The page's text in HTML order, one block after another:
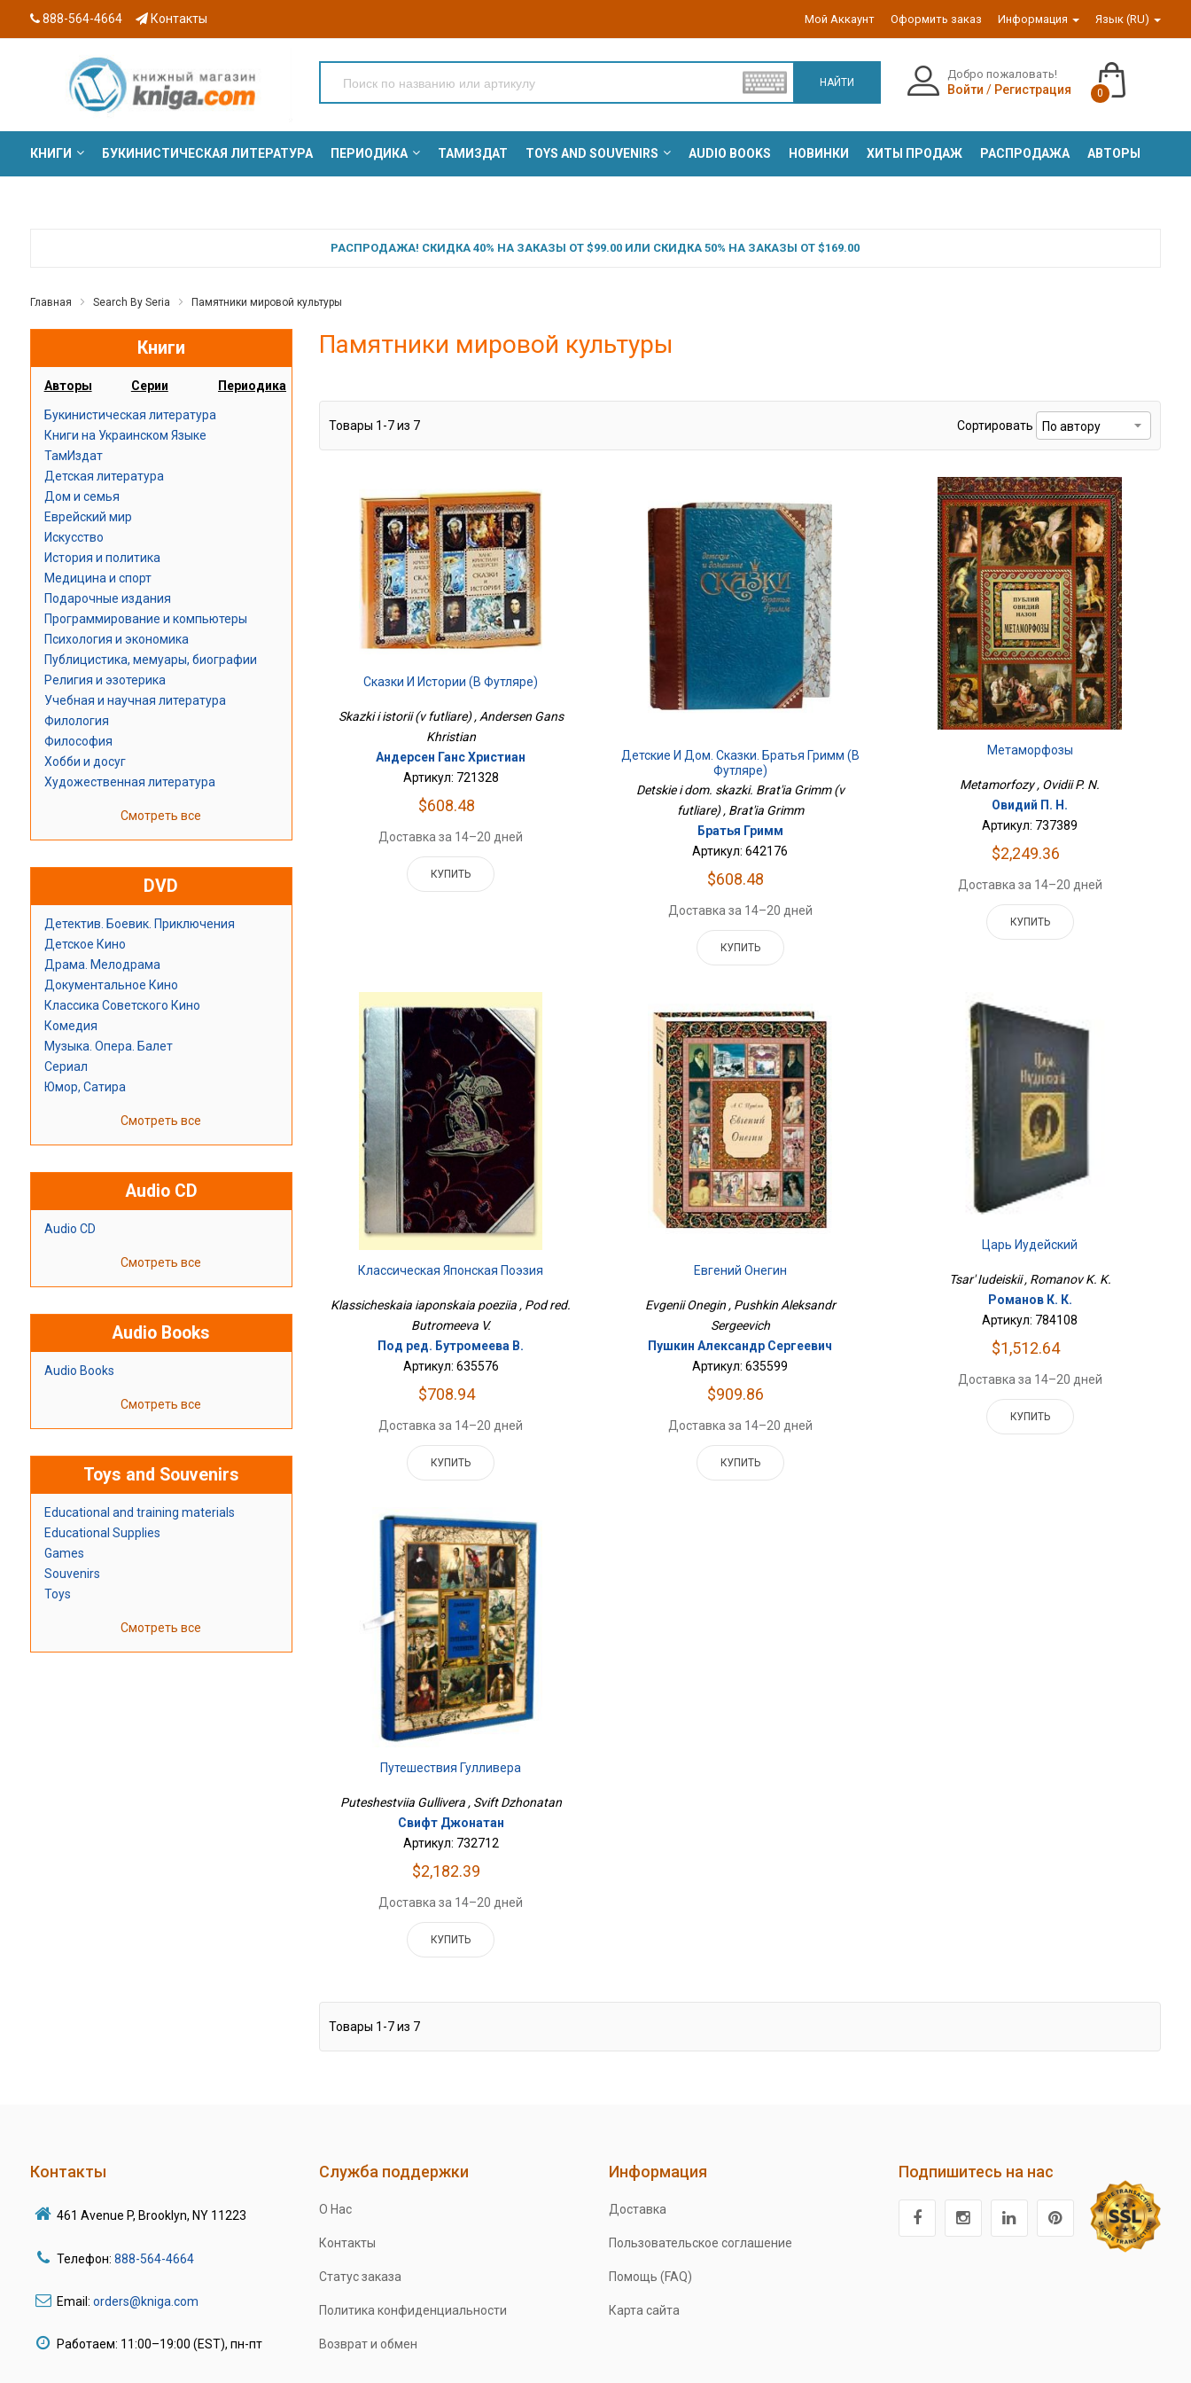
888-564-4664 Контакты Мой Аккаунт Оформить заказ Информация Язык (RU)
НАЙТИ
Добро пожаловать!
Войти / Регистрация 0
КНИГИ БУКИНИСТИЧЕСКАЯ ЛИТЕРАТУРА ПЕРИОДИКА ТАМИЗДАТ TOYS AND SOUVENIRS AUDIO BOOKS НОВИНКИ ХИТЫ ПРОДАЖ РАСПРОДАЖА АВТОРЫ
РАСПРОДАЖА! СКИДКА 40% НА ЗАКАЗЫ ОТ $99.00 ИЛИ СКИДКА 50% НА ЗАКАЗЫ ОТ $169.00
Главная Search By Seria Памятники мировой культуры
Книги
Авторы Серии Периодика
Букинистическая литература
Книги на Украинском Языке
ТамИздат
Детская литература
Дом и семья
Еврейский мир
Искусство
История и политика
Медицина и спорт
Подарочные издания
Программирование и компьютеры
Психология и экономика
Публицистика, мемуары, биографии
Религия и эзотерика
Учебная и научная литература
Филология
Философия
Хобби и досуг
Художественная литература
Смотреть все
DVD
Детектив. Боевик. Приключения
Детское Кино
Драма. Мелодрама
Документальное Кино
Классика Советского Кино
Комедия
Музыка. Опера. Балет
Сериал
Юмор, Сатира
Смотреть все
Audio CD
Audio CD
Смотреть все
Audio Books
Audio Books
Смотреть все
Toys and Souvenirs
Educational and training materials
Educational Supplies
Games
Souvenirs
Toys
Смотреть все
Памятники мировой культуры
Товары 1 -7из 7 Сортировать
Сказки И Истории (в Футляре)
Skazki i istorii (v futliare) , Andersen Gans
Khristian
Андерсен Ганс Христиан
Артикул: 721328
$608.48
Доставка за 14–20 дней
КУПИТЬ
Детские И Дом. Сказки. Братья Гримм (в
Футляре)
Detskie i dom. skazki. Brat'ia Grimm (v
futliare) , Brat'ia Grimm
Братья Гримм
Артикул: 642176
$608.48
Доставка за 14–20 дней
КУПИТЬ
Метаморфозы
Metamorfozy , Ovidii P. N.
Овидий П. Н.
Артикул: 737389
$2,249.36
Доставка за 14–20 дней
КУПИТЬ
Классическая Японская Поэзия
Klassicheskaia iaponskaia poeziia , Pod red.
Butromeeva V.
Под ред. Бутромеева В.
Артикул: 635576
$708.94
Доставка за 14–20 дней
КУПИТЬ
Евгений Онегин
Evgenii Onegin , Pushkin Aleksandr
Sergeevich
Пушкин Александр Сергеевич
Артикул: 635599
$909.86
Доставка за 14–20 дней
КУПИТЬ
Царь Иудейский
Tsar' Iudeiskii , Romanov K. K.
Романов К. К.
Артикул: 784108
$1,512.64
Доставка за 14–20 дней
КУПИТЬ
Путешествия Гулливера
Puteshestviia Gullivera , Svift Dzhonatan
Свифт Джонатан
Артикул: 732712
$2,182.39
Доставка за 14–20 дней
КУПИТЬ
Товары 1 -7из 7
Контакты
461 Avenue P, Brooklyn, NY 11223
Телефон: 888-564-4664
Email: orders@kniga.com
Работаем: 11:00–19:00 (EST), пн-пт
Служба поддержки
О Нас
Контакты
Статус заказа
Политика конфиденциальности
Возврат и обмен
Информация
Доставка
Пользовательское соглашение
Помощь (FAQ)
Карта сайта
Подпишитесь на нас